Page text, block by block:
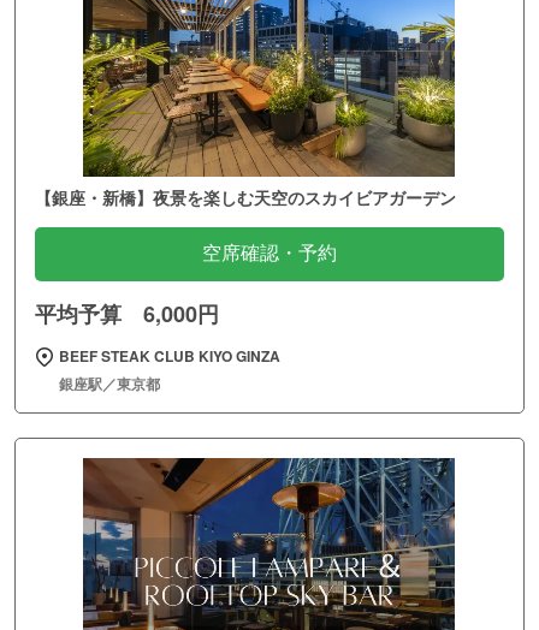
【銀座・新橋】夜景を楽しむ天空のスカイビアガーデン
空席確認・予約
平均予算 6,000円
BEEF STEAK CLUB KIYO GINZA
銀座駅／東京都